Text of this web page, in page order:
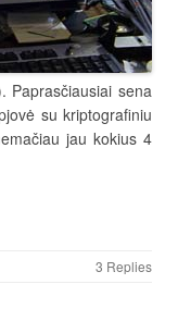
Paprasčiausiai sena
su kriptografiniu
jau kokius 4
3 Replies